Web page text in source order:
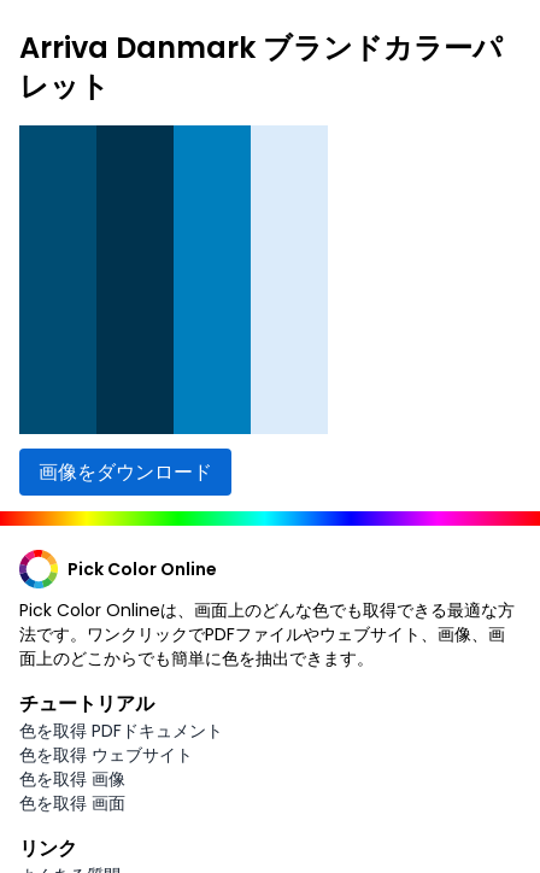
Arriva Danmark ブランドカラーパ
レット
画像をダウンロード
Pick Color Online
Pick Color Onlineは、画面上のどんな色でも取得できる最適な方
法です。ワンクリックでPDFファイルやウェブサイト、画像、画
面上のどこからでも簡単に色を抽出できます。
チュートリアル
色を取得 PDFドキュメント
色を取得 ウェブサイト
色を取得 画像
色を取得 画面
リンク